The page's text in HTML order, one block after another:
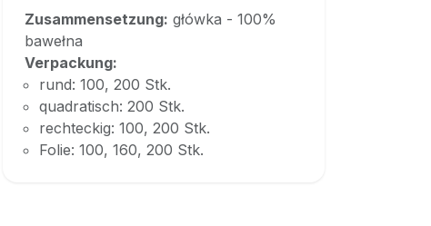
Zusammensetzung: główka - 100%
bawełna
Verpackung:
rund: 100, 200 Stk.
quadratisch: 200 Stk.
rechteckig: 100, 200 Stk.
Folie: 100, 160, 200 Stk.